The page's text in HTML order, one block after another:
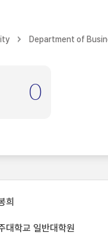
Department of
0
희
대학교 일반대학원